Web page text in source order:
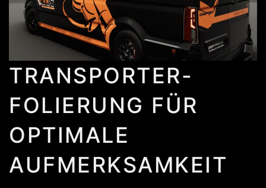
TRANSPORTER-
FOLIERUNG FÜR
OPTIMALE
AUFMERKSAMKEIT